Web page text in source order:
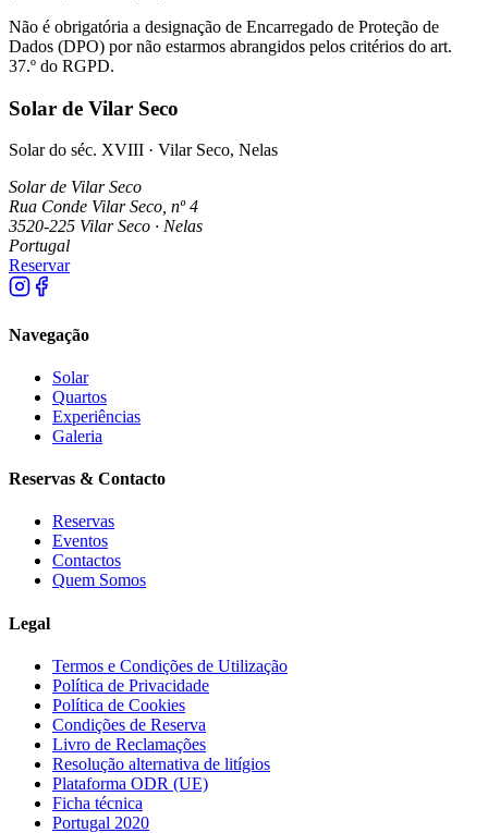
Não é obrigatória a designação de Encarregado de Proteção de
Dados (DPO) por não estarmos abrangidos pelos critérios do art.
37.º do RGPD.
Solar de Vilar Seco
Solar do séc. XVIII · Vilar Seco, Nelas
Solar de Vilar Seco
Rua Conde Vilar Seco, nº 4
3520-225 Vilar Seco · Nelas
Portugal
Reservar
Navegação
Solar
Quartos
Experiências
Galeria
Reservas & Contacto
Reservas
Eventos
Contactos
Quem Somos
Legal
Termos e Condições de Utilização
Política de Privacidade
Política de Cookies
Condições de Reserva
Livro de Reclamações
Resolução alternativa de litígios
Plataforma ODR (UE)
Ficha técnica
Portugal 2020